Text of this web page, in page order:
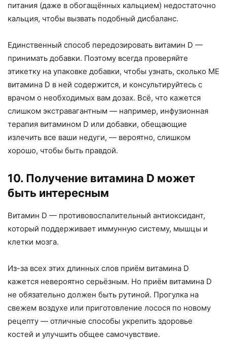
питания (даже в обогащённых кальцием) недостаточно
кальция, чтобы вызвать подобный дисбаланс.
Единственный способ передозировать витамин D —
принимать добавки. Поэтому всегда проверяйте
этикетку на упаковке добавки, чтобы узнать, сколько МЕ
витамина D в ней содержится, и консультируйтесь с
врачом о необходимых вам дозах. Всё, что кажется
слишком экстравагантным — например, инфузионная
терапия витамином D или добавки, обещающие
излечить все ваши недуги, — вероятно, слишком
хорошо, чтобы быть правдой.
10. Получение витамина D может
быть интересным
Витамин D — противовоспалительный антиоксидант,
который поддерживает иммунную систему, мышцы и
клетки мозга.
Из-за всех этих длинных слов приём витамина D
кажется невероятно серьёзным. Но приём витамина D
не обязательно должен быть рутиной. Прогулка на
свежем воздухе или приготовление лосося по новому
рецепту — отличные способы укрепить здоровье
костей и улучшить общее самочувствие.